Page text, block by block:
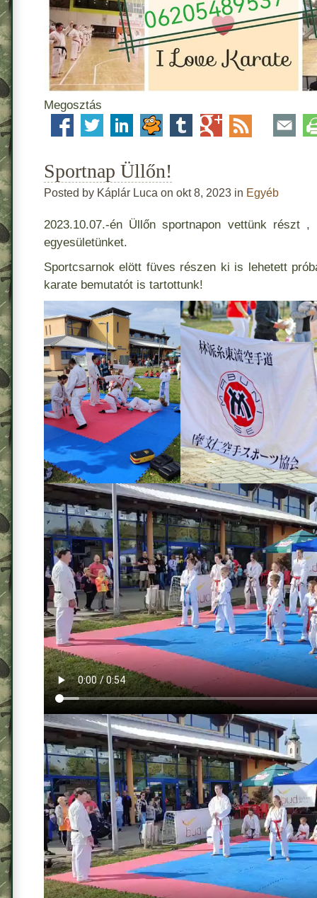
Megosztás
Sportnap Üllőn!
Posted by Káplár Luca on okt 8, 2023 in Egyéb
2023.10.07.-én Üllőn sportnapon vettünk részt
egyesületünket.
Sportcsarnok elött füves részen ki is lehetett
karate bemutatót is tartottunk!